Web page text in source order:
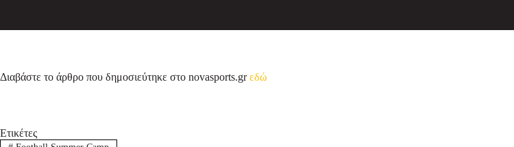
Διαβάστε το άρθρο που δημοσιεύτηκε στο novasports.grεδώ
Ετικέτες